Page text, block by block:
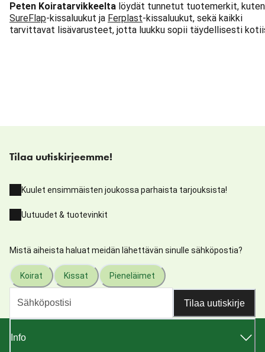
Peten Koiratarvikkeelta löydät tunnetut tuotemerkit, kuten
SureFlap-kissaluukut ja Ferplast-kissaluukut, sekä kaikki
tarvittavat lisävarusteet, jotta luukku sopii täydellisesti
Tilaa uutiskirjeemme!
Kuulet ensimmäisten joukossa parhaista tarjouksista!
Uutuudet & tuotevinkit
Mistä aiheista haluat meidän lähettävän sinulle sähköpostia?
Koirat Kissat Pieneläimet
Tilaa uutiskirje
Info